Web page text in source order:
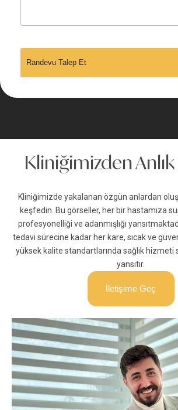
Kliniğimizden Anlık
Kliniğimizde yakalanan özgün anlardan
keşfedin. Bu görseller, her bir hastamıza
profesyonelliği ve adanmışlığı
tedavi sürecine kadar her kare, sıcak ve
yüksek kalite standartlarında sağlık hizmeti
yansıtır.
İletişime Geç